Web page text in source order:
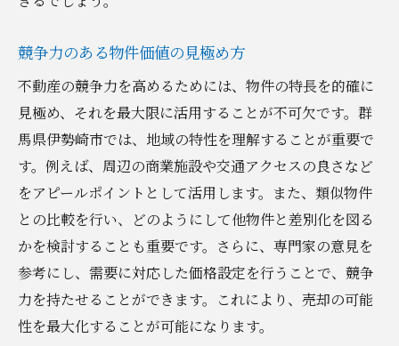
競争力のある物件価値の見極め方
不動産の競争力を高めるためには、物件の特長を的確に
見極め、それを最大限に活用することが不可欠です。群
馬県伊勢崎市では、地域の特性を理解することが重要で
す。例えば、周辺の商業施設や交通アクセスの良さなど
をアピールポイントとして活用します。また、類似物件
との比較を行い、どのようにして他物件と差別化を図る
かを検討することも重要です。さらに、専門家の意見を
参考にし、需要に対応した価格設定を行うことで、競争
力を持たせることができます。これにより、売却の可能
性を最大化することが可能になります。